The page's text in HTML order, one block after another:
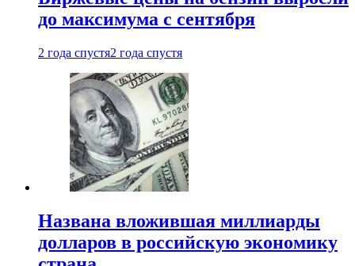
до максимума с сентября
2 года спустя2 года спустя
Названа вложившая миллиарды
долларов в российскую экономику